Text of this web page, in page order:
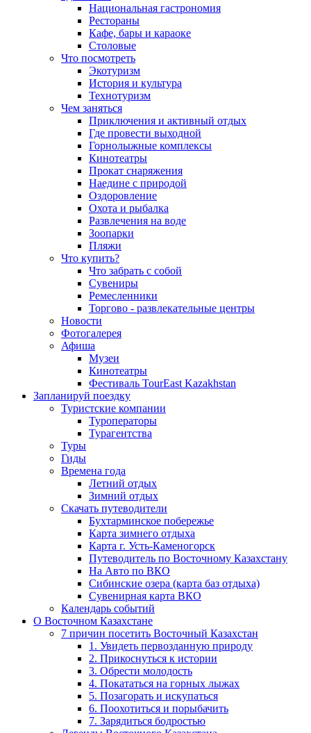
Национальная гастрономия
Рестораны
Кафе, бары и караоке
Столовые
Что посмотреть
Экотуризм
История и культура
Технотуризм
Чем заняться
Приключения и активный отдых
Где провести выходной
Горнолыжные комплексы
Кинотеатры
Прокат снаряжения
Наедине с природой
Оздоровление
Охота и рыбалка
Развлечения на воде
Зоопарки
Пляжи
Что купить?
Что забрать с собой
Сувениры
Ремесленники
Торгово - развлекательные центры
Новости
Фотогалерея
Афиша
Музеи
Кинотеатры
Фестиваль TourEast Kazakhstan
Запланируй поездку
Туристские компании
Туроператоры
Турагентства
Туры
Гиды
Времена года
Летний отдых
Зимний отдых
Скачать путеводители
Бухтарминское побережье
Карта зимнего отдыха
Карта г. Усть-Каменогорск
Путеводитель по Восточному Казахстану
На Авто по ВКО
Сибинские озера (карта баз отдыха)
Сувенирная карта ВКО
Календарь событий
О Восточном Казахстане
7 причин посетить Восточный Казахстан
1. Увидеть первозданную природу
2. Прикоснуться к истории
3. Обрести молодость
4. Покататься на горных лыжах
5. Позагорать и искупаться
6. Поохотиться и порыбачить
7. Зарядиться бодростью